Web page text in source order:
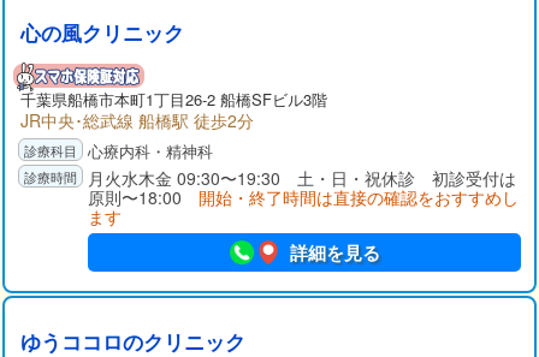
心の風クリニック
千葉県船橋市本町1丁目26-2 船橋SFビル3階
JR中央･総武線 船橋駅 徒歩2分
心療内科・精神科
月火水木金 09:30〜19:30 土・日・祝休診 初診受付は
原則〜18:00 開始・終了時間は直接の確認をおすすめし
ます
詳細を見る
ゆうココロのクリニック